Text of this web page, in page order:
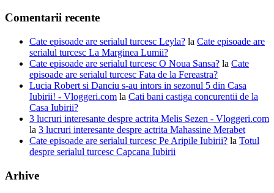
Comentarii recente
Cate episoade are serialul turcesc Leyla? la Cate episoade are
serialul turcesc La Marginea Lumii?
Cate episoade are serialul turcesc O Noua Sansa? la Cate
episoade are serialul turcesc Fata de la Fereastra?
Lucia Robert si Danciu s-au intors in sezonul 5 din Casa
Iubirii! - Vloggeri.com la Cati bani castiga concurentii de la
Casa Iubirii?
3 lucruri interesante despre actrita Melis Sezen - Vloggeri.com
la 3 lucruri interesante despre actrita Mahassine Merabet
Cate episoade are serialul turcesc Pe Aripile Iubirii? la Totul
despre serialul turcesc Capcana Iubirii
Arhive